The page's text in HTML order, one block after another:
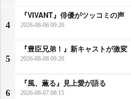
4
『VIVANT』俳優がツッコミの声
2026-08-06 09:20
5
『豊臣兄弟！』新キャストが激変
2026-08-08 09:20
6
『風、薫る』見上愛が語る
2026-08-07 08:15